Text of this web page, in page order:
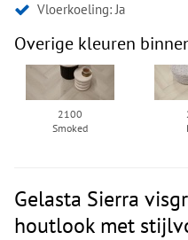
Vloerkoeling: Ja
Overige kleuren
2100
Smoked
Gelasta Sierra
houtlook met